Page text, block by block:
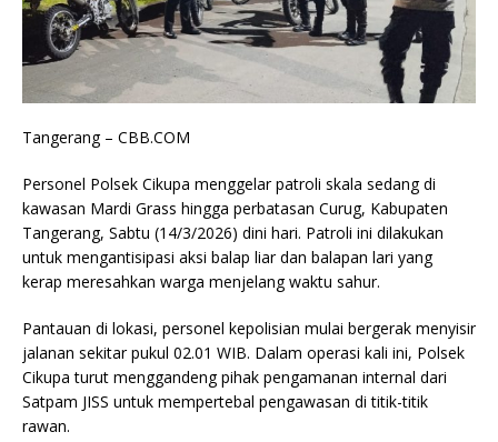
Tangerang – CBB.COM
Personel Polsek Cikupa menggelar patroli skala sedang di
kawasan Mardi Grass hingga perbatasan Curug, Kabupaten
Tangerang, Sabtu (14/3/2026) dini hari. Patroli ini dilakukan
untuk mengantisipasi aksi balap liar dan balapan lari yang
kerap meresahkan warga menjelang waktu sahur.
Pantauan di lokasi, personel kepolisian mulai bergerak menyisir
jalanan sekitar pukul 02.01 WIB. Dalam operasi kali ini, Polsek
Cikupa turut menggandeng pihak pengamanan internal dari
Satpam JISS untuk mempertebal pengawasan di titik-titik
rawan.